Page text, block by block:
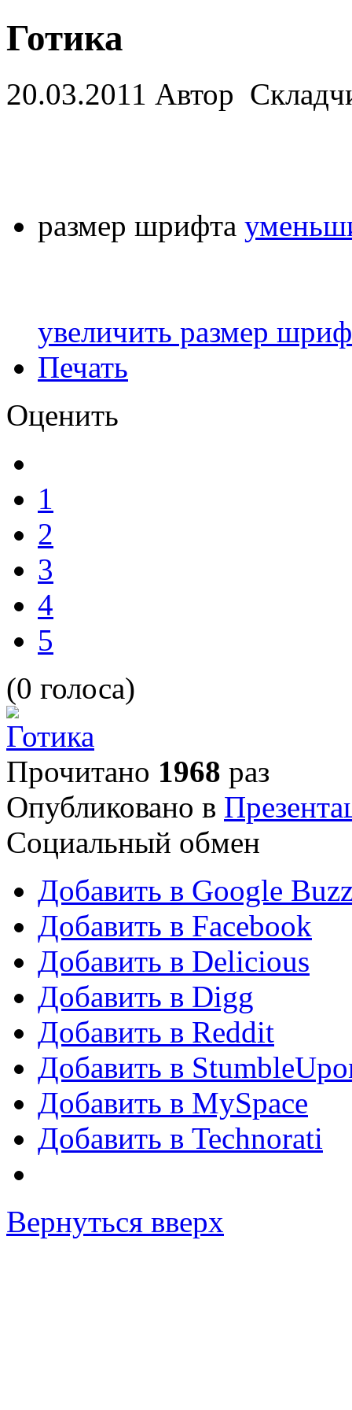
Готика
20.03.2011 Автор
размер шрифта
увеличить размер
Печать
Оценить
1
2
3
4
5
(0 голоса)
Прочитано 1968 раз
Опубликовано в
Социальный обмен
Добавить в Google
Добавить в Facebook
Добавить в Delicious
Добавить в Digg
Добавить в Reddit
Добавить в
Добавить в MySpace
Добавить в Technorati
Вернуться вверх